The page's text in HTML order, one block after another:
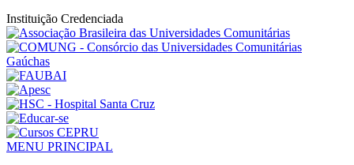
Instituição Credenciada
MENU PRINCIPAL